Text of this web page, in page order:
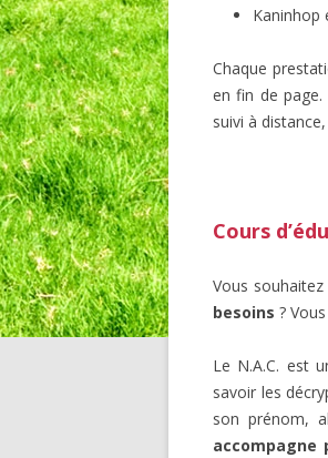
Kaninhop
Chaque
en fin de page.
suivi à
Cours
Vous
besoins ?
Le N.A.C. est
savoir les
son prénom,
accompagne